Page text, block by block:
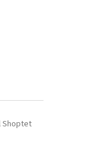
Shoptet